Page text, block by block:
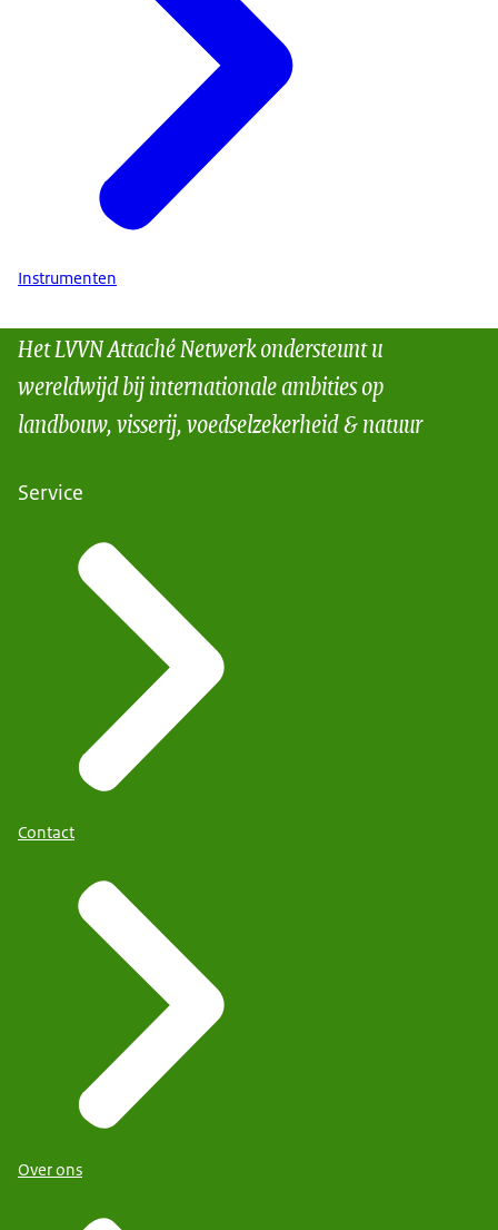
Instrumenten
Het LVVN Attaché Netwerk ondersteunt u
wereldwijd bij internationale ambities op
landbouw, visserij, voedselzekerheid & natuur
Service
Contact
Over ons